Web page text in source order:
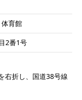
育館
2番1号
右折し、国道38号線